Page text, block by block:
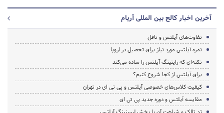
آخرین اخبار کالج بین المللی آریام
تفاوت‌های آیلتس و تافل
نمره آیلتس مورد نیاز برای تحصیل در اروپا
نکته‌ای که رایتینگ آیلتس را ساده می‌کند
برای آیلتس از کجا شروع کنیم؟
کیفیت کلاس‌های خصوصی آیلتس و پی تی ای در تهران
مقایسه آیلتس و دوره جدید پی تی ای